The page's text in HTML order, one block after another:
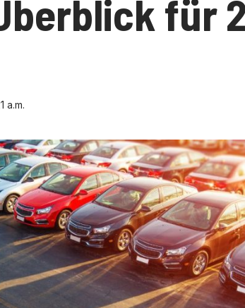
für
a.m.